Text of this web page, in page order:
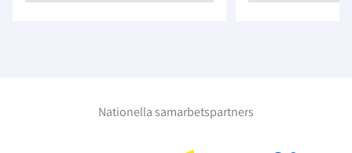
Nationella samarbetspartners